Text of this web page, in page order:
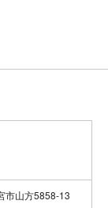
市山方5858-13